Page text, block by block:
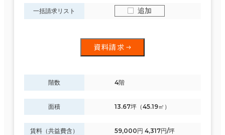
一括請求リスト 追加
資料請求
階数 4階
面積 13.67坪（45.19㎡）
賃料（共益費含） 59,000円 4,317円/坪